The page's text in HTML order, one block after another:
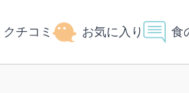
クチコミ お気に入り 食